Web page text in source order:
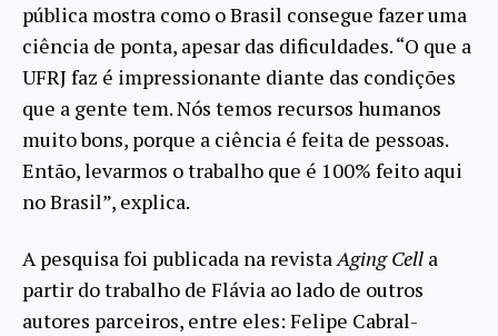
pública mostra como o Brasil consegue fazer uma
ciência de ponta, apesar das dificuldades. “O que a
UFRJ faz é impressionante diante das condições
que a gente tem. Nós temos recursos humanos
muito bons, porque a ciência é feita de pessoas.
Então, levarmos o trabalho que é 100% feito aqui
no Brasil”, explica.
A pesquisa foi publicada na revistaAging Cell a
partir do trabalho de Flávia ao lado de outros
autores parceiros, entre eles: Felipe Cabral-